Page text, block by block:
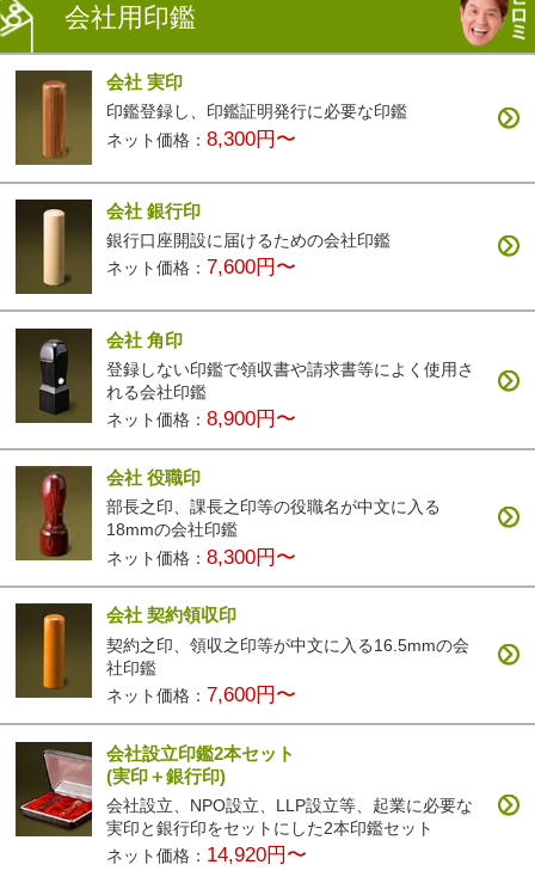
会社用印鑑
会社 実印
印鑑登録し、印鑑証明発行に必要な印鑑
ネット価格：8,300円〜
会社 銀行印
銀行口座開設に届けるための会社印鑑
ネット価格： 7,600円〜
会社 角印
登録しない印鑑で領収書や請求書等によく使用さ
れる会社印鑑
ネット価格：8,900円〜
会社 役職印
部長之印、課長之印等の役職名が中文に入る
18mmの会社印鑑
ネット価格：8,300円〜
会社 契約領収印
契約之印、領収之印等が中文に入る16.5mmの会
社印鑑
ネット価格： 7,600円〜
会社設立印鑑2本セット
(実印＋銀行印)
会社設立、NPO設立、LLP設立等、起業に必要な
実印と銀行印をセットにした2本印鑑セット
ネット価格： 14,920円〜